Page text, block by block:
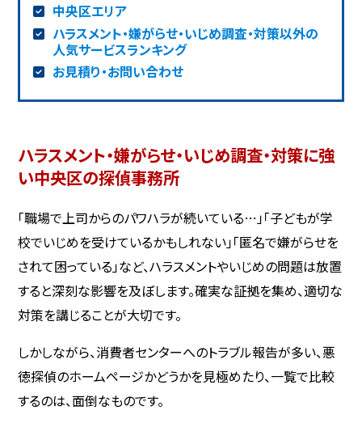
中央区エリア
ハラスメント・嫌がらせ・いじめ調査・対策以外の
人気サービスランキング
お見積り・お問い合わせ
ハラスメント・嫌がらせ・いじめ調査・対策に強
い中央区の探偵事務所
「職場で上司からのパワハラが続いている…」「子どもが学
校でいじめを受けているかもしれない」「匿名で嫌がらせを
されて困っている」など、ハラスメントやいじめの問題は放置
すると深刻な影響を及ぼします。確実な証拠を集め、適切な
対策を講じることが大切です。
しかしながら、消費者センターへのトラブル報告が多い、悪
徳探偵のホームページかどうかを見極めたり、一覧で比較
するのは、面倒なものです。